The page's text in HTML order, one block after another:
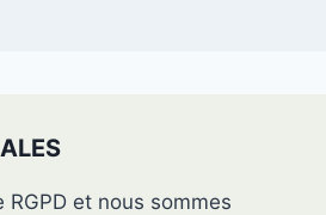
et nous sommes